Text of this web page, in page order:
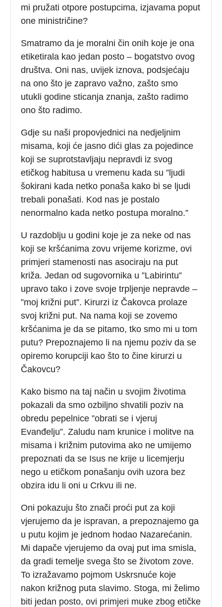
mi pružati otpore postupcima, izjavama poput
one ministričine?
Smatramo da je moralni čin onih koje je ona
etiketirala kao jedan posto – bogatstvo ovog
društva. Oni nas, uvijek iznova, podsjećaju
na ono što je zapravo važno, zašto smo
utukli godine sticanja znanja, zašto radimo
ono što radimo.
Gdje su naši propovjednici na nedjeljnim
misama, koji će jasno dići glas za pojedince
koji se suprotstavljaju nepravdi iz svog
etičkog habitusa u vremenu kada su ”ljudi
šokirani kada netko ponaša kako bi se ljudi
trebali ponašati. Kod nas je postalo
nenormalno kada netko postupa moralno.”
U razdoblju u godini koje je za neke od nas
koji se kršćanima zovu vrijeme korizme, ovi
primjeri stamenosti nas asociraju na put
križa. Jedan od sugovornika u ”Labirintu”
upravo tako i zove svoje trpljenje nepravde –
”moj križni put”. Kirurzi iz Čakovca prolaze
svoj križni put. Na nama koji se zovemo
kršćanima je da se pitamo, tko smo mi u tom
putu? Prepoznajemo li na njemu poziv da se
opiremo korupciji kao što to čine kirurzi u
Čakovcu?
Kako bismo na taj način u svojim životima
pokazali da smo ozbiljno shvatili poziv na
obredu pepelnice ”obrati se i vjeruj
Evanđelju”. Zaludu nam krunice i molitve na
misama i križnim putovima ako ne umijemo
prepoznati da se Isus ne krije u licemjerju
nego u etičkom ponašanju ovih uzora bez
obzira idu li oni u Crkvu ili ne.
Oni pokazuju što znači proći put za koji
vjerujemo da je ispravan, a prepoznajemo ga
u putu kojim je jednom hodao Nazarećanin.
Mi dapače vjerujemo da ovaj put ima smisla,
da gradi temelje svega što se životom zove.
To izražavamo pojmom Uskrsnuće koje
nakon križnog puta slavimo. Stoga, mi želimo
biti jedan posto, ovi primjeri muke zbog etičke